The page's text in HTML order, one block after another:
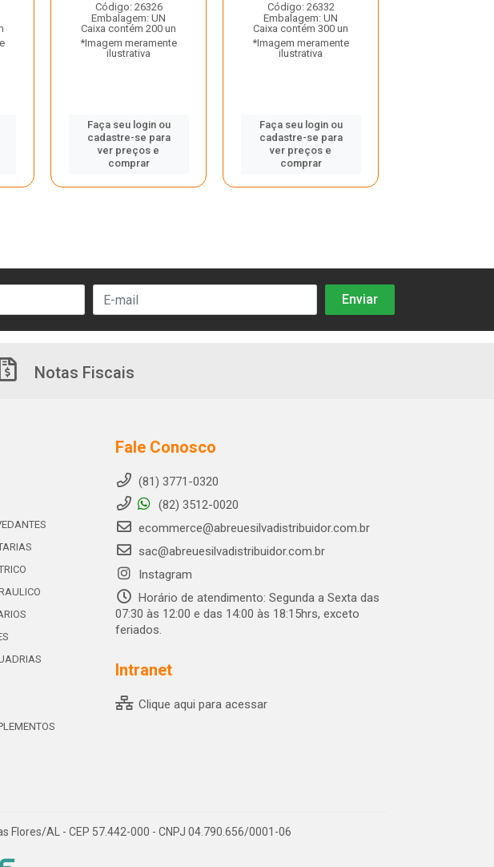
Código: 26326
Embalagem: UN
Caixa contém 200 un
*Imagem meramente
ilustrativa
Faça seu login ou
cadastre-se para
ver preços e
comprar
Código: 26332
Embalagem: UN
Caixa contém 300 un
*Imagem meramente
ilustrativa
Faça seu login ou
cadastre-se para
ver preços e
comprar
Notas Fiscais
Fale Conosco
(81) 3771-0320
(82) 3512-0020
ecommerce@abreuesilvadistribuidor.com.br
sac@abreuesilvadistribuidor.com.br
Instagram
Horário de atendimento: Segunda a Sexta das
07:30 às 12:00 e das 14:00 às 18:15hrs, exceto
feriados.
Intranet
Clique aqui para acessar
Flores/AL - CEP 57.442-000 - CNPJ 04.790.656/0001-06